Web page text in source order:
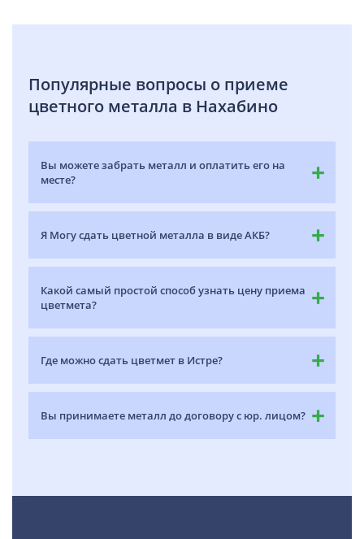
Популярные вопросы о приеме
цветного металла в Нахабино
Вы можете забрать металл и оплатить его на
месте?
Я Могу сдать цветной металла в виде АКБ?
Какой самый простой способ узнать цену приема
цветмета?
Где можно сдать цветмет в Истре?
Вы принимаете металл до договору с юр. лицом?